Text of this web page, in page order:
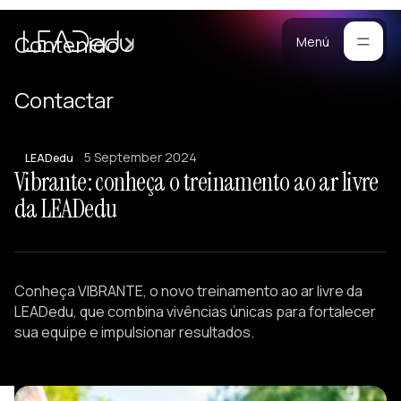
Menú
de
Metodología
Portafolio
Contenido
Casos
Blog
Materiales
Contactar
Vibrante: conheça o treinamento ao ar livre
da LEADedu
LEADedu 5 September 2024
Conheça VIBRANTE, o novo treinamento ao ar livre da
LEADedu, que combina vivências únicas para fortalecer
sua equipe e impulsionar resultados.